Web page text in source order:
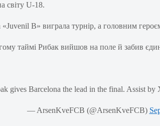
світу U-18.
B» виграла турнір, а головним
таймі Рибак вийшов на поле й забив
gives Barcelona the lead in the final. Assist by
— ArsenKveFCB (@ArsenKveFCB)